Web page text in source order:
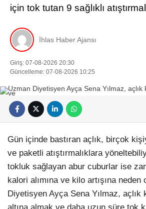
için tok tutan 9 sağlıklı
İhlas Haber Ajansı
Giriş: 07-08-2026 20:30
Güncelleme: 07-08-2026 10:25
Gün içinde bastıran açlık, birçok
ve paketli atıştırmalıklara
tokluk sağlayan abur cuburlar ise
kalori alımına ve kilo artışına
Diyetisyen Ayça Sena Yılmaz, açlık